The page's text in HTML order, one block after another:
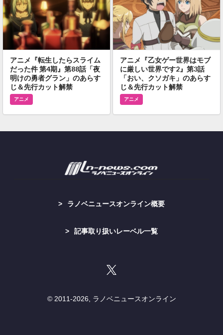
アニメ『転生したらスライム
だった件 第4期』第88話「夜
明けの勇者グラン」のあらす
じ＆先行カット解禁
アニメ
アニメ『乙女ゲー世界はモブ
に厳しい世界です2』第3話
「おい、クソガキ」のあらす
じ＆先行カット解禁
アニメ
ラノベニュースオンライン概要
記事取り扱いレーベル一覧
© 2011-2026, ラノベニュースオンライン